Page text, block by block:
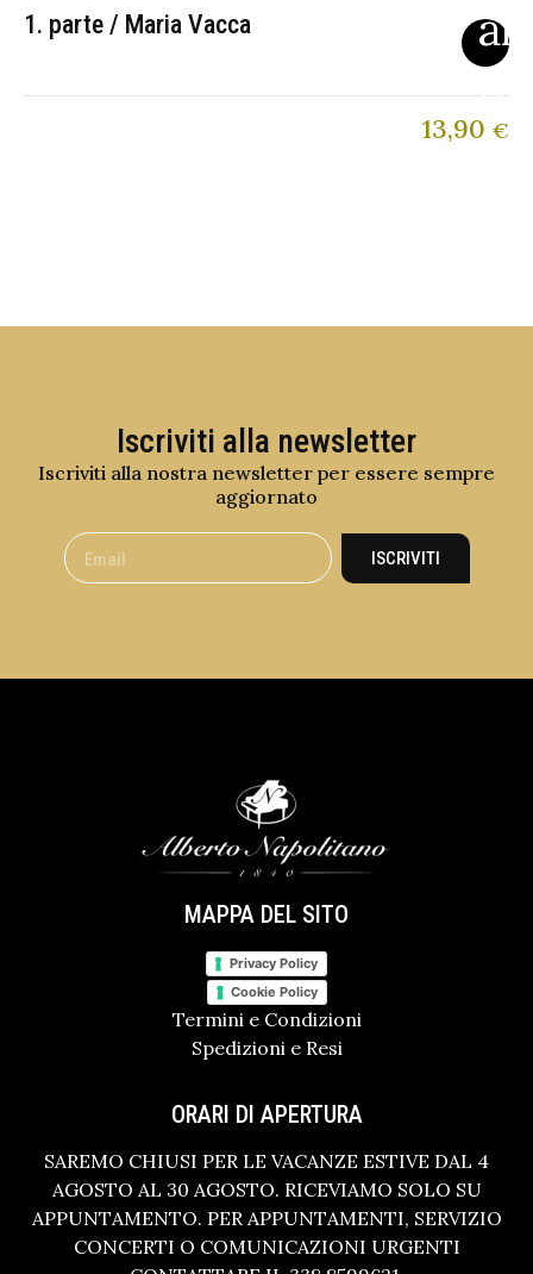
1. parte / Maria Vacca
13,90 €
Iscriviti alla newsletter
Iscriviti alla nostra newsletter per essere sempre
aggiornato
ISCRIVITI
MAPPA DEL SITO
Privacy Policy
Cookie Policy
Termini e Condizioni
Spedizioni e Resi
ORARI DI APERTURA
SAREMO CHIUSI PER LE VACANZE ESTIVE DAL 4
AGOSTO AL 30 AGOSTO. RICEVIAMO SOLO SU
APPUNTAMENTO. PER APPUNTAMENTI, SERVIZIO
CONCERTI O COMUNICAZIONI URGENTI